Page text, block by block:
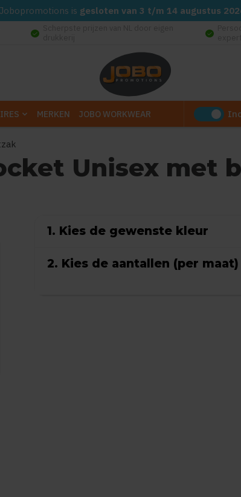
is gesloten van 3 t/m 14 augustus
check_circle check_circle
MERKEN JOBO WORKWEAR
Unisex met
1. Kies de gewenste kleur
2. Kies de aantallen (per maat)